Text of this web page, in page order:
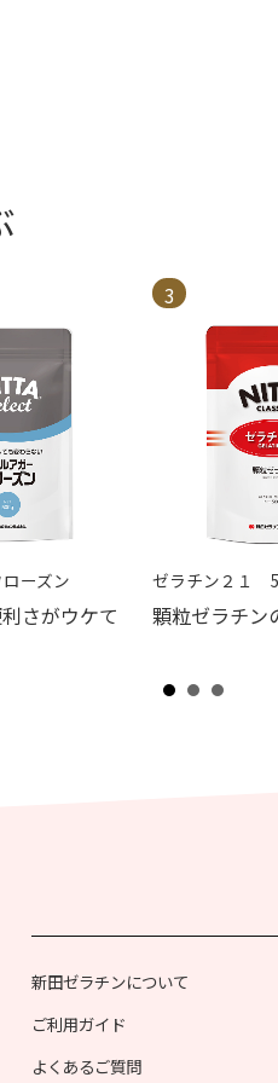
ーズン
さがウケて
3
ゼラチン２１
顆粒ゼラチン
新田ゼラチンについて
ご利用ガイド
よくあるご質問